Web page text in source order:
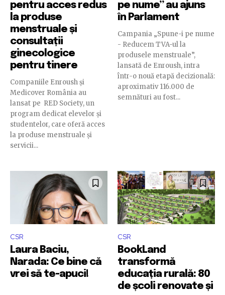
pentru acces redus
la produse
menstruale și
consultații
ginecologice
pentru tinere
Companiile Enroush și
Medicover România au
lansat pe RED Society, un
program dedicat elevelor și
studentelor, care oferă acces
la produse menstruale și
servicii...
pe nume” au ajuns
în Parlament
Campania „Spune-i pe nume
- Reducem TVA-ul la
produsele menstruale”,
lansată de Enroush, intra
într-o nouă etapă decizională:
aproximativ 116.000 de
semnături au fost...
CSR
Laura Baciu,
Narada: Ce bine că
vrei să te-apuci!
CSR
BookLand
transformă
educația rurală: 80
de școli renovate și